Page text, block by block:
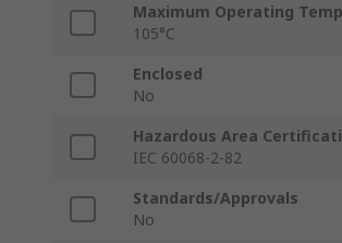
Maximum Operating
105°C
Enclosed
No
Hazardous Area
IEC 60068-2-82
Standards/Approvals
No